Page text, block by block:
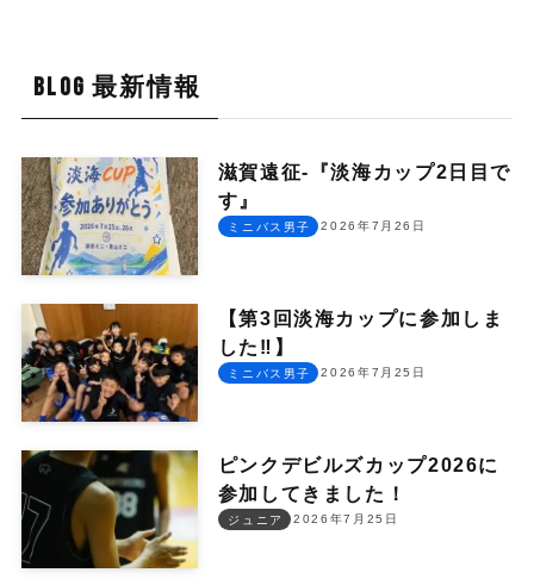
BLOG 最新情報
滋賀遠征-『淡海カップ2日目で
す』
2026年7月26日
ミニバス男子
【第3回淡海カップに参加しま
した‼︎】
2026年7月25日
ミニバス男子
ピンクデビルズカップ2026に
参加してきました！
2026年7月25日
ジュニア